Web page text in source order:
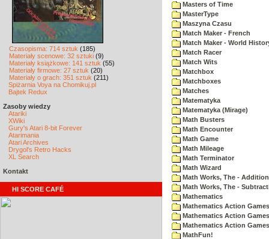
Czasopisma: 714 sztuk (185)
Materiały scenowe: 32 sztuki (9)
Materiały książkowe: 141 sztuk (55)
Materiały firmowe: 27 sztuk (20)
Materiały o grach: 351 sztuk (211)
Spiżarnia Voya na Chomikuj.pl
Bajtek Redux
Zasoby wiedzy
Atariki
XWiki
Gury's Atari 8-bit Forever
Atarimania
Atari Archives
Drygol's Retro Hacks
XL Search
Kontakt
HI SCORE CAFÉ
Masters of Time
MasterType
Maszyna Czasu
Match Maker - French
Match Maker - World
Match Racer
Match Wits
Matchbox
Matchboxes
Matches
Matematyka
Matematyka (Mirage)
Math Busters
Math Encounter
Math Game
Math Mileage
Math Terminator
Math Wizard
Math Works, The - Addition
Math Works, The -
Mathematics
Mathematics Action
Mathematics Action
Mathematics Action
MathFun!